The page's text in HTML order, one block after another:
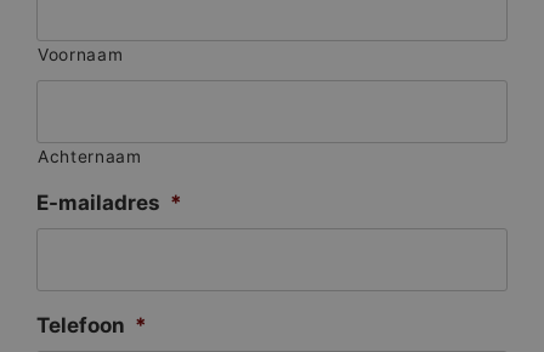
Voornaam
Achternaam
E-mailadres *
Telefoon *